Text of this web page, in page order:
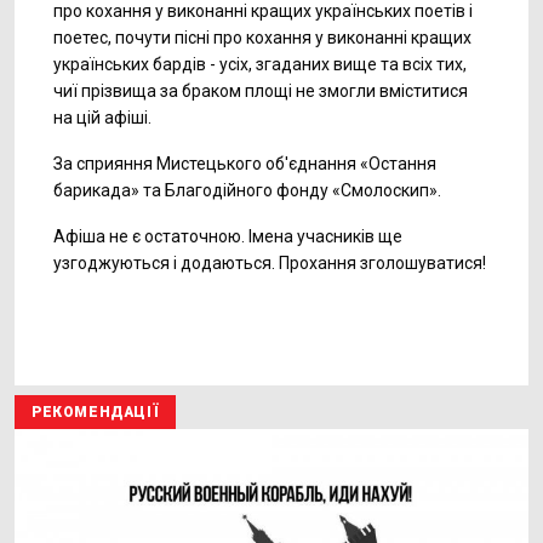
про кохання у виконанні кращих українських поетів і
поетес, почути пісні про кохання у виконанні кращих
українських бардів - усіх, згаданих вище та всіх тих,
чиї прізвища за браком площі не змогли вміститися
на цій афіші.
За сприяння Мистецького об'єднання «Остання
барикада» та Благодійного фонду «Смолоскип».
Афіша не є остаточною. Імена учасників ще
узгоджуються і додаються. Прохання зголошуватися!
РЕКОМЕНДАЦІЇ